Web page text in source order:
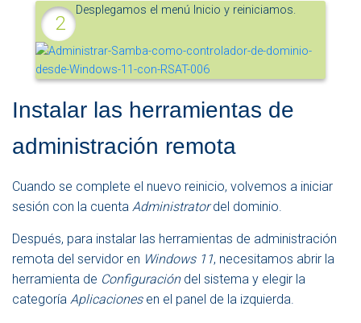
Desplegamos el menú Inicio y reiniciamos.
Instalar las herramientas de
administración remota
Cuando se complete el nuevo reinicio, volvemos a iniciar
sesión con la cuenta Administratordel dominio.
Después, para instalar las herramientas de administración
remota del servidor en Windows 11, necesitamos abrir la
herramienta de Configuracióndel sistema y elegir la
categoría Aplicacionesen el panel de la izquierda.